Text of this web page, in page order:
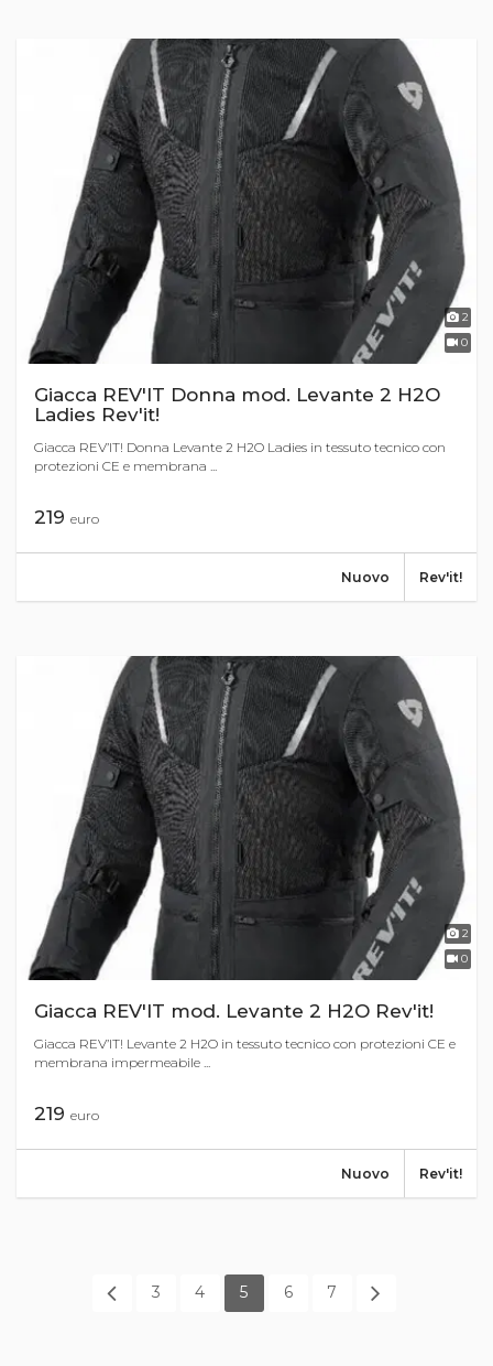
2
0
Giacca REV'IT Donna mod. Levante 2 H2O
Ladies Rev'it!
Giacca REV’IT! Donna Levante 2 H2O Ladies in tessuto tecnico con
protezioni CE e membrana ...
219 euro
Rev'it!
Nuovo
2
0
Giacca REV'IT mod. Levante 2 H2O Rev'it!
Giacca REV’IT! Levante 2 H2O in tessuto tecnico con protezioni CE e
membrana impermeabile ...
219 euro
Rev'it!
Nuovo
3 4 5 6 7